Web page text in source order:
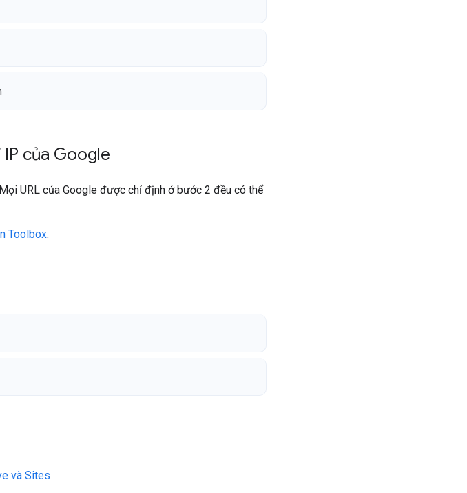
của Google
URL của Google được chỉ định ở bước 2 đều có thể
Toolbox.
và Sites